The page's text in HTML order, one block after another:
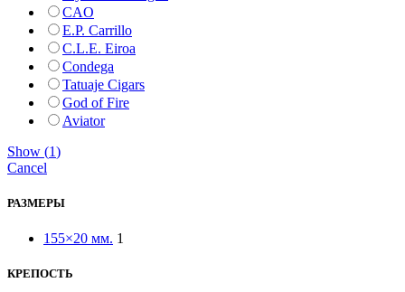
CAO
E.P. Carrillo
C.L.E. Eiroa
Condega
Tatuaje Cigars
God of Fire
Aviator
Show (1)
Cancel
РАЗМЕРЫ
155×20 мм. 1
КРЕПОСТЬ